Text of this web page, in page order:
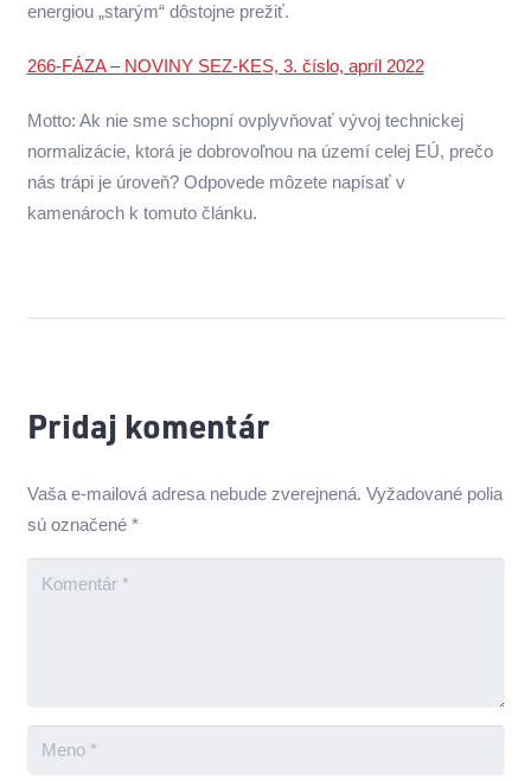
energiou „starým“ dôstojne prežiť.
266-FÁZA – NOVINY SEZ-KES, 3. číslo, apríl 2022
Motto: Ak nie sme schopní ovplyvňovať vývoj technickej
normalizácie, ktorá je dobrovoľnou na území celej EÚ, prečo
nás trápi je úroveň? Odpovede môzete napísať v
kamenároch k tomuto článku.
Pridaj komentár
Vaša e-mailová adresa nebude zverejnená. Vyžadované polia
sú označené *